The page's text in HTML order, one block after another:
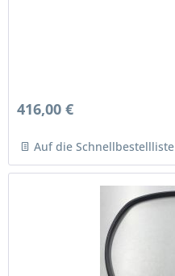
416,00 €
Auf die Schnellbestellliste